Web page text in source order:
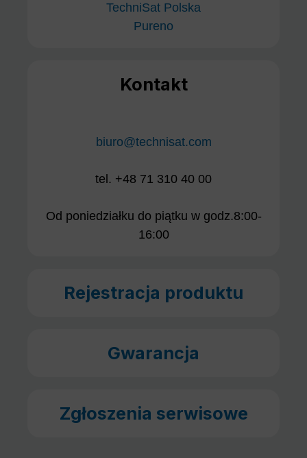
TechniSat Polska
Pureno
Kontakt
biuro@technisat.com
tel. +48 71 310 40 00
Od poniedziałku do piątku w godz.8:00-
16:00
Rejestracja produktu
Gwarancja
Zgłoszenia serwisowe